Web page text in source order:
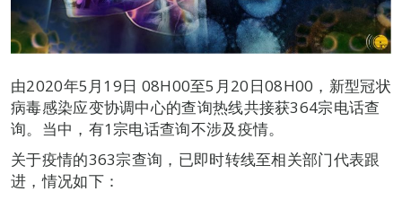
由2020年5月19日 08H00至5月20日08H00，新型冠状
病毒感染应变协调中心的查询热线共接获364宗电话查
询。当中，有1宗电话查询不涉及疫情。
关于疫情的363宗查询，已即时转线至相关部门代表跟
进，情况如下：